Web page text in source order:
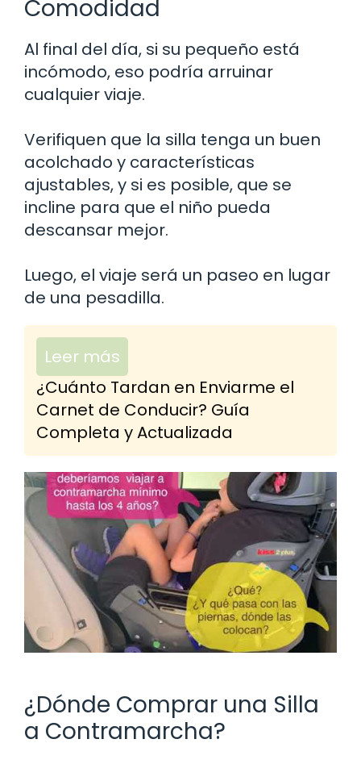
Comodidad
Al final del día, si su pequeño está
incómodo, eso podría arruinar
cualquier viaje.
Verifiquen que la silla tenga un buen
acolchado y características
ajustables, y si es posible, que se
incline para que el niño pueda
descansar mejor.
Luego, el viaje será un paseo en lugar
de una pesadilla.
Leer más
¿Cuánto Tardan en Enviarme el
Carnet de Conducir? Guía
Completa y Actualizada
¿Dónde Comprar una Silla
a Contramarcha?